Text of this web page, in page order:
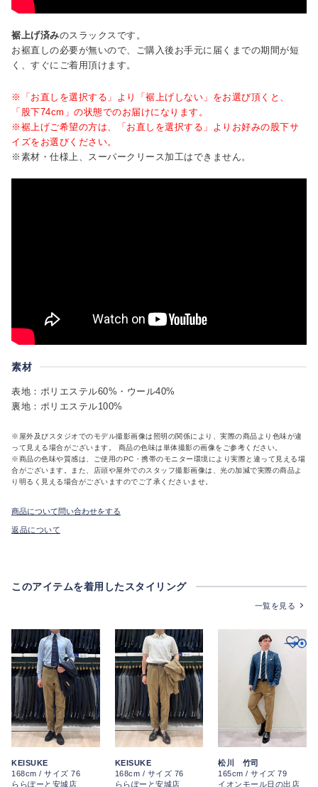
裾上げ済みのスラックスです。
お裾直しの必要が無いので、ご購入後お手元に届くまでの期間が短
く、すぐにご着用頂けます。
※「お直しを選択する」より「裾上げしない」をお選び頂くと、
「股下74cm」の状態でのお届けになります。
※裾上げご希望の方は、「お直しを選択する」よりお好みの股下サ
イズをお選びください。
※素材・仕様上、スーパークリース加工はできません。
素材
表地：ポリエステル60%・ウール40%
裏地：ポリエステル100%
※屋外及びスタジオでのモデル撮影画像は照明の関係により、実際の商品より色味が違
って見える場合がございます。 商品の色味は単体撮影の画像をご参考ください。
※商品の色味や質感は、ご使用のPC・携帯のモニター環境により実際と違って見える場
合がございます。また、店頭や屋外でのスタッフ撮影画像は、光の加減で実際の商品よ
り明るく見える場合がございますのでご了承くださいませ。
商品について問い合わせをする
返品について
このアイテムを着用したスタイリング
一覧を見る
KEISUKE
168cm / サイズ 76
ららぽーと安城店
KEISUKE
168cm / サイズ 76
ららぽーと安城店
松川 竹司
165cm / サイズ 79
イオンモール日の出店